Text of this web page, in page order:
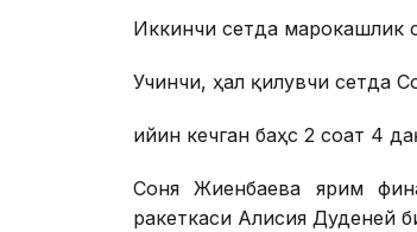
Иккинчи сетда марокашлик
Учинчи, ҳал қилувчи сетда
Қийин кечган баҳс 2 соат 4
Соня Жиенбаева ярим
ракеткаси Алисия Дуденей